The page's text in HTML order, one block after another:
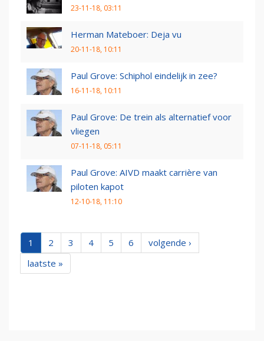
23-11-18, 03:11
Herman Mateboer: Deja vu
20-11-18, 10:11
Paul Grove: Schiphol eindelijk in zee?
16-11-18, 10:11
Paul Grove: De trein als alternatief voor
vliegen
07-11-18, 05:11
Paul Grove: AIVD maakt carrière van
piloten kapot
12-10-18, 11:10
1 2 3 4 5 6
volgende ›
laatste »